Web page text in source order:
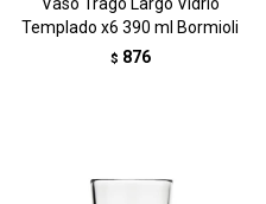
Templado x6 390 ml Bormioli
$ 876